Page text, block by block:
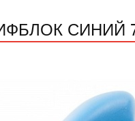
СИНИЙ